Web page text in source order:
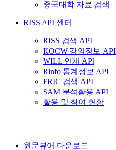
중국대학 자료 검색
RISS API 센터
RISS 검색 API
KOCW 강의정보 API
WILL 연계 API
Rinfo 통계정보 API
FRIC 검색 API
SAM 분석활용 API
활용 및 참여 현황
원문뷰어 다운로드